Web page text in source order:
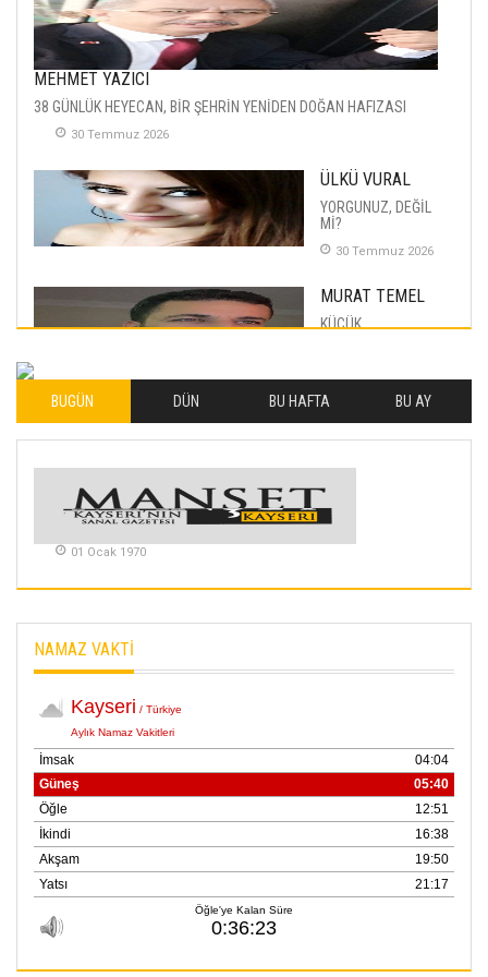
MEHMET YAZICI
38 GÜNLÜK HEYECAN, BİR ŞEHRİN YENİDEN DOĞAN HAFIZASI
30 Temmuz 2026
ÜLKÜ VURAL
YORGUNUZ, DEĞİL
Mİ?
30 Temmuz 2026
MURAT TEMEL
KÜÇÜK
İLHAN YILMAZ
SOFRADA AYRIMCILIK
METİN ERTEM
YAŞANANLAR!
Merve Şimşek
İlgi Alanlarımız ve Biz
02 Ekim 2025
puana Ulaştı
01 Mayis 2026
BUGÜN DÜN BU HAFTA BU AY
01 Ocak 1970
NAMAZ VAKTİ